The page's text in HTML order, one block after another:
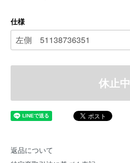
仕様
休止中
返品について